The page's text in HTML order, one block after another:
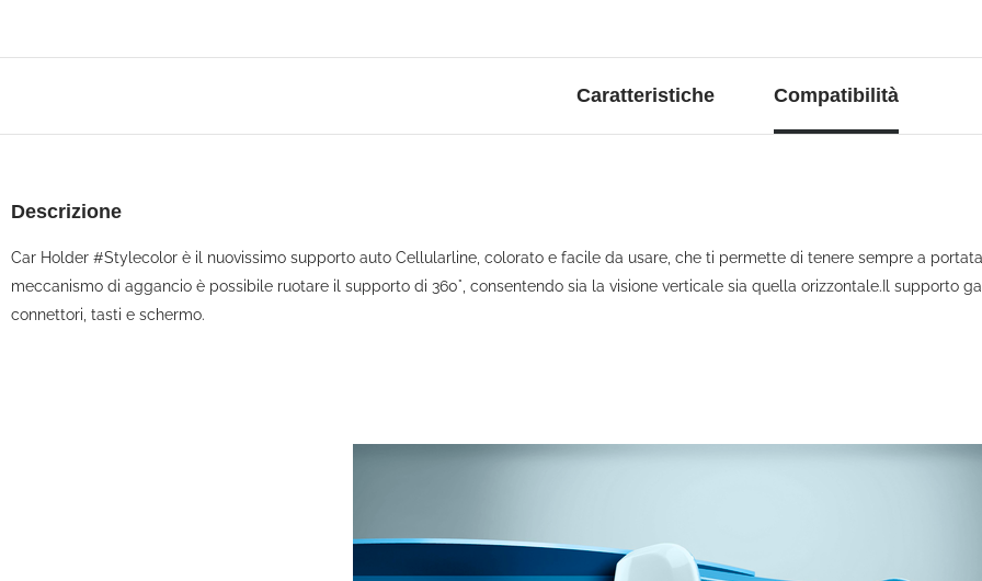
Caratteristiche Compatibilità
Descrizione
Car Holder #Stylecolor è il nuovissimo supporto auto Cellularline, colorato e facile da usare, che ti permette di tenere sempre a
meccanismo di aggancio è possibile ruotare il supporto di 360°, consentendo sia la visione verticale sia quella orizzontale.Il supporto
connettori, tasti e schermo.